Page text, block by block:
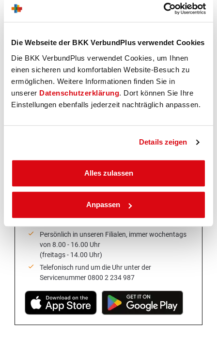
Die Webseite der BKK VerbundPlus verwendet Cookies
Die BKK VerbundPlus verwendet Cookies, um Ihnen
einen sicheren und komfortablen Website-Besuch zu
ermöglichen. Weitere Informationen finden Sie in
unserer Datenschutzerklärung. Dort können Sie Ihre
Einstellungen ebenfalls jederzeit nachträglich anpassen.
Details zeigen
Alles zulassen
Anpassen
bekommen Sie einen umfassenden Überblick über alle
zusätzlichen Leistungen, die wir für Eltern und Familien
über die gesetzlichen Vorgaben hinausanbieten.
Denn für uns stehen Sie und Ihre Familie im Mittelpunkt!
Wir sind für unsere Versicherten da. Wann, wo und wie
Persönlich in unseren Filialen, immer wochentags
von 8.00 - 16.00 Uhr
(freitags - 14.00 Uhr)
Telefonisch rund um die Uhr unter der
Servicenummer 0800 2 234 987